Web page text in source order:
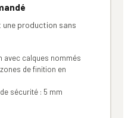
production sans
avec calques nommés
de finition en
sécurité : 5 mm